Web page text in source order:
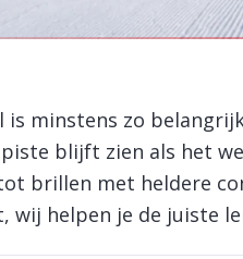
is minstens zo
blijft zien als het
brillen met heldere
wij helpen je de juiste